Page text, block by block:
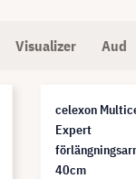
Visualizer
celexon
Expert
40cm